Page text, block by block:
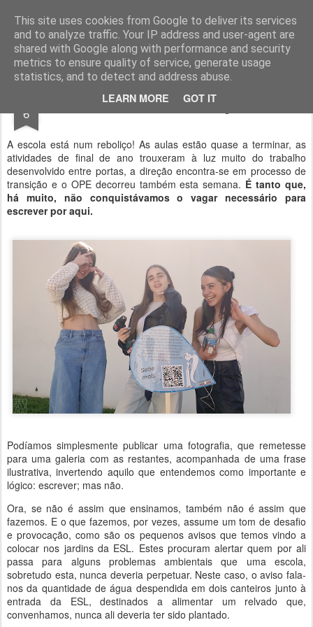
This site uses cookies from Google to deliver its services
and to analyze traffic. Your IP address and user-agent are
shared with Google along with performance and security
metrics to ensure quality of service, generate usage
statistics, and to detect and address abuse.
LEARN MORE GOT IT
Geopalavras
canal800 clique ZapCanal
6 Desafio e sensibilização.
A escola está num reboliço! As aulas estão quase a terminar, as
atividades de final de ano trouxeram à luz muito do trabalho
desenvolvido entre portas, a direção encontra-se em processo de
transição e o OPE decorreu também esta semana. É tanto que,
há muito, não conquistávamos o vagar necessário para
escrever por aqui.
Podíamos simplesmente publicar uma fotografia, que remetesse
para uma galeria com as restantes, acompanhada de uma frase
ilustrativa, invertendo aquilo que entendemos como importante e
lógico: escrever; mas não.
Ora, se não é assim que ensinamos, também não é assim que
fazemos. E o que fazemos, por vezes, assume um tom de desafio
e provocação, como são os pequenos avisos que temos vindo a
colocar nos jardins da ESL. Estes procuram alertar quem por ali
passa para alguns problemas ambientais que uma escola,
sobretudo esta, nunca deveria perpetuar. Neste caso, o aviso fala-
nos da quantidade de água despendida em dois canteiros junto à
entrada da ESL, destinados a alimentar um relvado que,
convenhamos, nunca ali deveria ter sido plantado.